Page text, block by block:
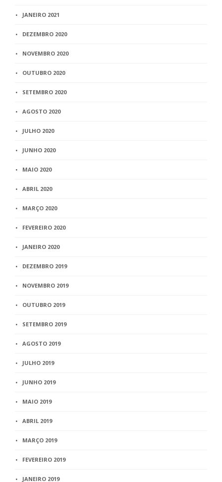
JANEIRO 2021
DEZEMBRO 2020
NOVEMBRO 2020
OUTUBRO 2020
SETEMBRO 2020
AGOSTO 2020
JULHO 2020
JUNHO 2020
MAIO 2020
ABRIL 2020
MARÇO 2020
FEVEREIRO 2020
JANEIRO 2020
DEZEMBRO 2019
NOVEMBRO 2019
OUTUBRO 2019
SETEMBRO 2019
AGOSTO 2019
JULHO 2019
JUNHO 2019
MAIO 2019
ABRIL 2019
MARÇO 2019
FEVEREIRO 2019
JANEIRO 2019